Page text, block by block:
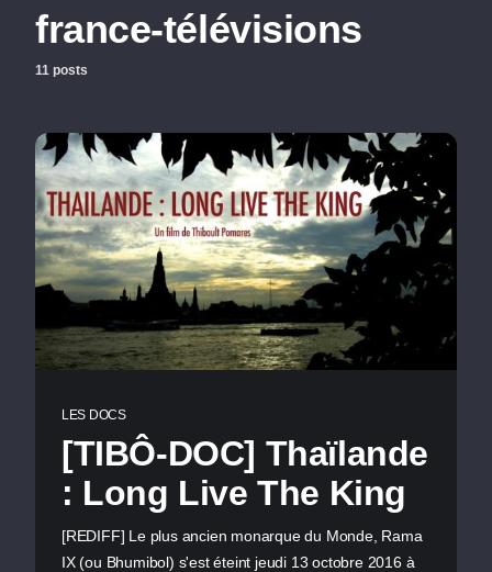
france-télévisions
11 posts
LES DOCS
[TIBÔ-DOC] Thaïlande
: Long Live The King
[REDIFF] Le plus ancien monarque du Monde, Rama
IX (ou Bhumibol) s'est éteint jeudi 13 octobre 2016 à